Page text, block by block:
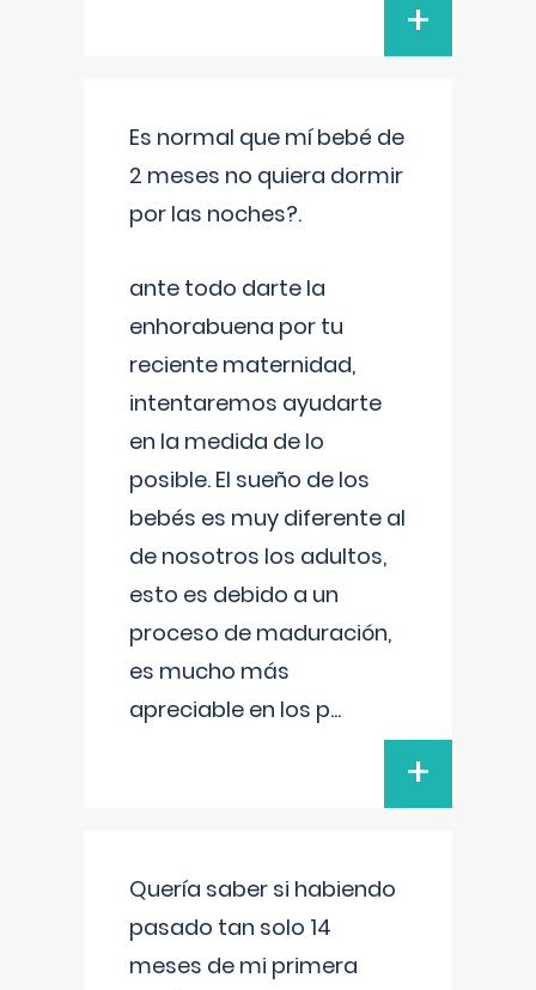
+
Es normal que mí bebé de
2 meses no quiera dormir
por las noches?.
ante todo darte la
enhorabuena por tu
reciente maternidad,
intentaremos ayudarte
en la medida de lo
posible. El sueño de los
bebés es muy diferente al
de nosotros los adultos,
esto es debido a un
proceso de maduración,
es mucho más
apreciable en los p...
+
Quería saber si habiendo
pasado tan solo 14
meses de mi primera